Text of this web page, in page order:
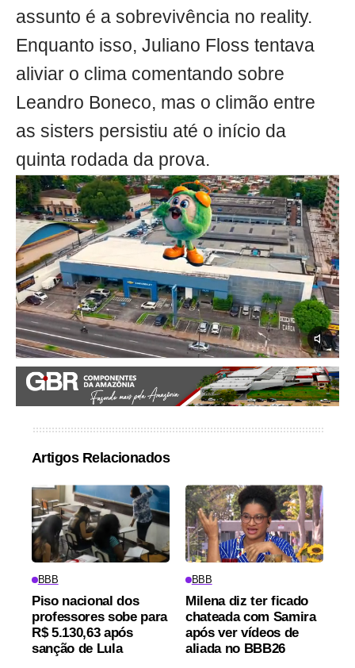
assunto é a sobrevivência no reality.
Enquanto isso, Juliano Floss tentava
aliviar o clima comentando sobre
Leandro Boneco, mas o climão entre
as sisters persistiu até o início da
quinta rodada da prova.
Artigos Relacionados
BBB
Piso nacional dos
professores sobe para
R$ 5.130,63 após
sanção de Lula
BBB
Milena diz ter ficado
chateada com Samira
após ver vídeos de
aliada no BBB26